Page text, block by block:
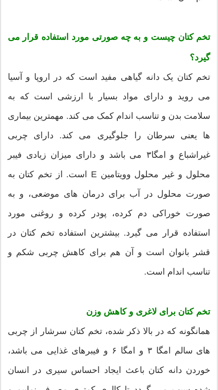
تخم کتان چیست و به چه صورتی مورد استفاده قرار می
گیرد؟
تخم کتان یک دانه گیاهی مفید است که در اروپا و آسیا
می روید و دارای مواد بسیار با ارزشی است که به
سلامت بدن و تناسب اندام کمک می کند. مهمترین بیماری
ها یعنی سرطان را جلوگیری می کند. دارای چربی
غیراشباع و امگا۳ می باشد و دارای میزان زیادی فیبر
محلول و غیر محلول وویتامین E است. از تخم کتان به
صورت محلول در آب برای درمان های موضعی، و به
صورت خوراکی دم کرده، پودر کرده و روغنی مورد
استفاده قرار می گیرد. بیشترین استفاده تخم کتان در
قشر بانوان است و آن هم برای کاهش چربی شکم و
تناسب اندام است.
تخم کتان برای لاغری و کاهش وزن
همانگونه که در بالا ذکر شده، تخم کتان سرشار از چربی
های سالم امگا ۳ و امگا ۶ و فیبرهای غذایی می باشد،
خوردن دانه کتان باعث ایجاد احساس سیری در انسان